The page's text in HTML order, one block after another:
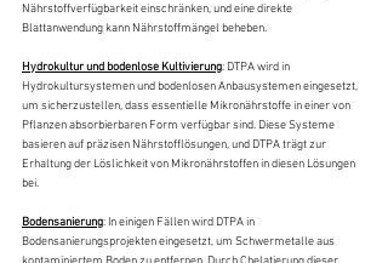
Nährstoffverfügbarkeit einschränken, und eine direkte
Blattanwendung kann Nährstoffmängel beheben.
Hydrokultur und bodenlose Kultivierung: DTPA wird in
Hydrokultursystemen und bodenlosen Anbausystemen eingesetzt,
um sicherzustellen, dass essentielle Mikronährstoffe in einer von
Pflanzen absorbierbaren Form verfügbar sind. Diese Systeme
basieren auf präzisen Nährstofflösungen, und DTPA trägt zur
Erhaltung der Löslichkeit von Mikronährstoffen in diesen Lösungen
bei.
Bodensanierung: In einigen Fällen wird DTPA in
Bodensanierungsprojekten eingesetzt, um Schwermetalle aus